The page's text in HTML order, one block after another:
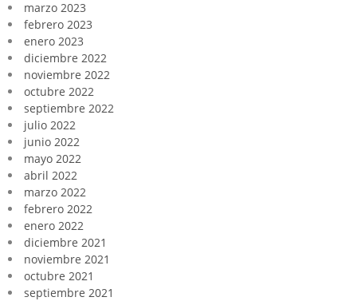
marzo 2023
febrero 2023
enero 2023
diciembre 2022
noviembre 2022
octubre 2022
septiembre 2022
julio 2022
junio 2022
mayo 2022
abril 2022
marzo 2022
febrero 2022
enero 2022
diciembre 2021
noviembre 2021
octubre 2021
septiembre 2021